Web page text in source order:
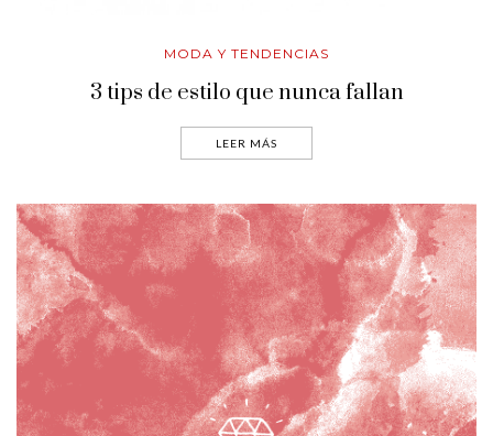
MODA Y TENDENCIAS
3 tips de estilo que nunca fallan
LEER MÁS